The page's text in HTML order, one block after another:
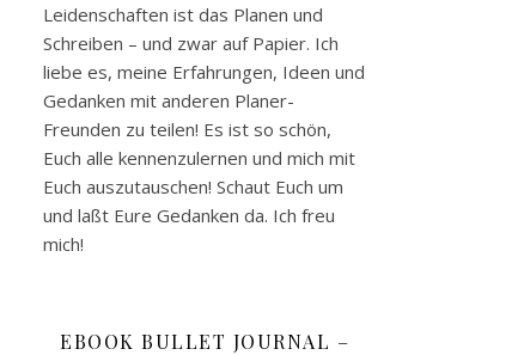
Leidenschaften ist das Planen und
Schreiben – und zwar auf Papier. Ich
liebe es, meine Erfahrungen, Ideen und
Gedanken mit anderen Planer-
Freunden zu teilen! Es ist so schön,
Euch alle kennenzulernen und mich mit
Euch auszutauschen! Schaut Euch um
und laßt Eure Gedanken da. Ich freu
mich!
EBOOK BULLET JOURNAL –